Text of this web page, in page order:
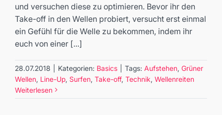
und versuchen diese zu optimieren. Bevor ihr den
Take-off in den Wellen probiert, versucht erst einmal
ein Gefühl für die Welle zu bekommen, indem ihr
euch von einer [...]
28.07.2018 Kategorien: Basics Tags: Aufstehen, Grüner
Wellen, Line-Up, Surfen, Take-off, Technik, Wellenreiten
Weiterlesen